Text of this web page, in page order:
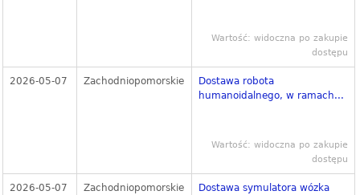
Wartość: widoczna po zakupie
dostępu
2026-05-07 Zachodniopomorskie
Dostawa robota
humanoidalnego, w ramach...
Wartość: widoczna po zakupie
dostępu
2026-05-07 Zachodniopomorskie
Dostawa symulatora wózka